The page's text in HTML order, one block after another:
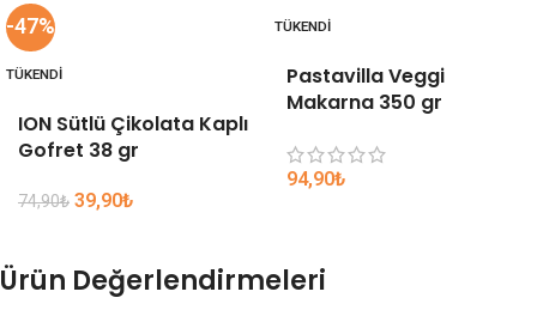
-47%
TÜKENDI
ION Sütlü Çikolata Kaplı
Gofret 38 gr
74,90₺ 39,90₺
TÜKENDI
Pastavilla Veggi
Makarna 350 gr
94,90₺
Ürün Değerlendirmeleri